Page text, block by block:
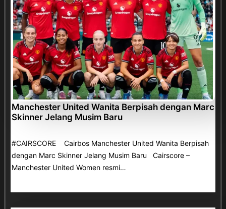
Manchester United Wanita Berpisah dengan Marc
Skinner Jelang Musim Baru
#CAIRSCORE Cairbos Manchester United Wanita Berpisah
dengan Marc Skinner Jelang Musim Baru Cairscore –
Manchester United Women resmi…